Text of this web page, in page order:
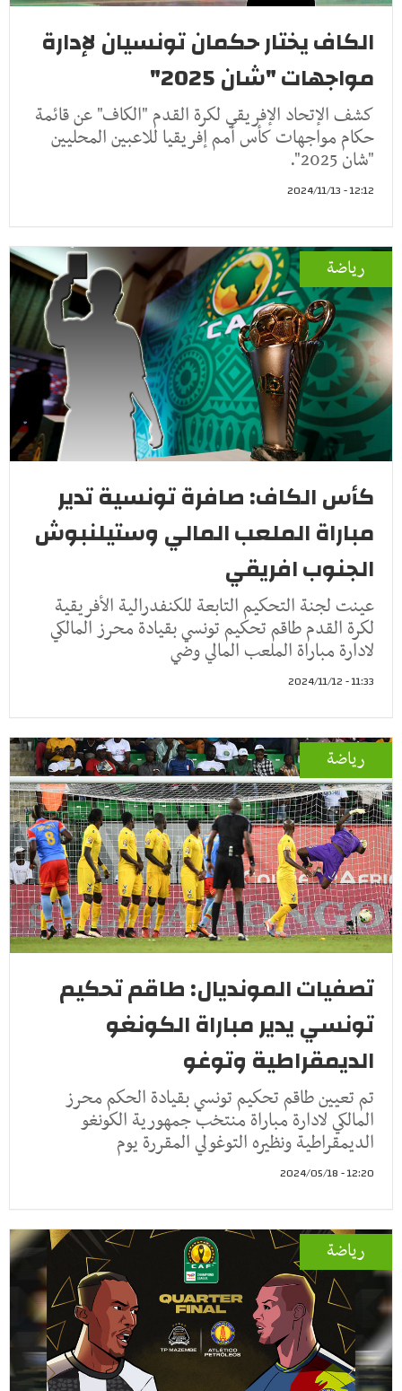
الكاف يختار حكمان تونسيان لإدارة
مواجهات "شان 2025"
كشف الإتحاد الإفريقي لكرة القدم "الكاف" عن قائمة
حكام مواجهات كأس أمم إفريقيا للاعبين المحليين
"شان 2025".
12:12 - 2024/11/13
رياضة
كأس الكاف: صافرة تونسية تدير
مباراة الملعب المالي وستيلنبوش
الجنوب افريقي
عينت لجنة التحكيم التابعة للكنفدرالية الأفريقية
لكرة القدم طاقم تحكيم تونسي بقيادة محرز المالكي
لادارة مباراة الملعب المالي وضي
11:33 - 2024/11/12
رياضة
تصفيات المونديال: طاقم تحكيم
تونسي يدير مباراة الكونغو
الديمقراطية وتوغو
تم تعيين طاقم تحكيم تونسي بقيادة الحكم محرز
المالكي لادارة مباراة منتخب جمهورية الكونغو
الديمقراطية ونظيره التوغولي المقررة يوم
12:20 - 2024/05/18
رياضة